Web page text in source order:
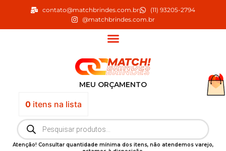
o
contato@matchbrindes.com.br
(11) 93205-2794
@matchbrindes.com.br
MEU ORÇAMENTO
0itens na lista
Pesquisar
produtos
Atenção! Consultar quantidade mínima dos itens, não atendemos varejo,